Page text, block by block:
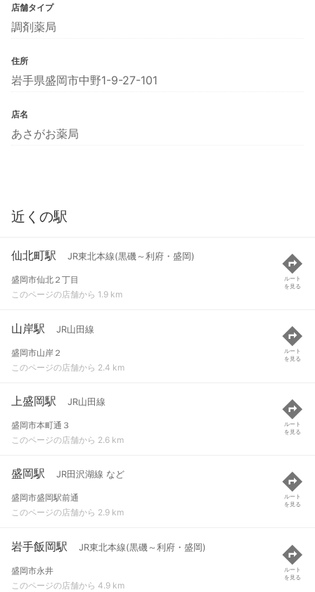
店舗タイプ
調剤薬局
住所
岩手県盛岡市中野1-9-27-101
店名
あさがお薬局
近くの駅
仙北町駅 JR東北本線(黒磯～利府・盛岡)
盛岡市仙北２丁目
このページの店舗から 1.9 km
ルート
を見る
山岸駅 JR山田線
盛岡市山岸２
このページの店舗から 2.4 km
ルート
を見る
上盛岡駅 JR山田線
盛岡市本町通３
このページの店舗から 2.6 km
ルート
を見る
盛岡駅 JR田沢湖線 など
盛岡市盛岡駅前通
このページの店舗から 2.9 km
ルート
を見る
岩手飯岡駅 JR東北本線(黒磯～利府・盛岡)
盛岡市永井
このページの店舗から 4.9 km
ルート
を見る